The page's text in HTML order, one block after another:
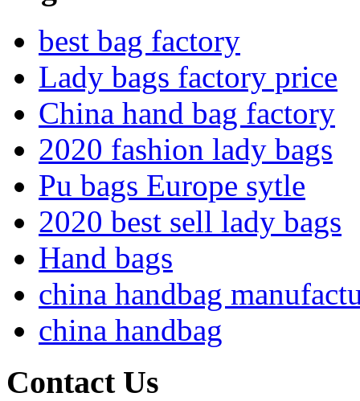
best bag factory
Lady bags factory price
China hand bag factory
2020 fashion lady bags
Pu bags Europe sytle
2020 best sell lady bags
Hand bags
china handbag
china handbag
Contact Us